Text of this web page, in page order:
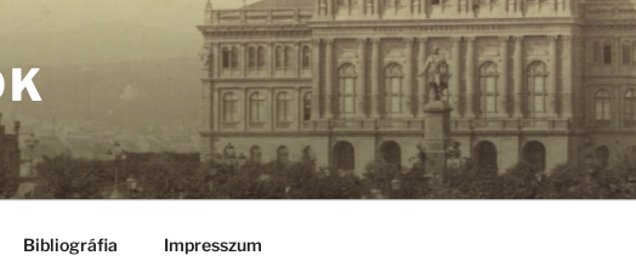
Bibliográfia Impresszum